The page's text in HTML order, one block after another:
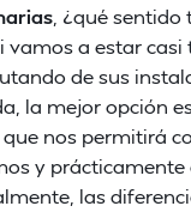
, ¿qué
vamos a estar casi
de sus
la mejor opción
nos permitirá
y
las